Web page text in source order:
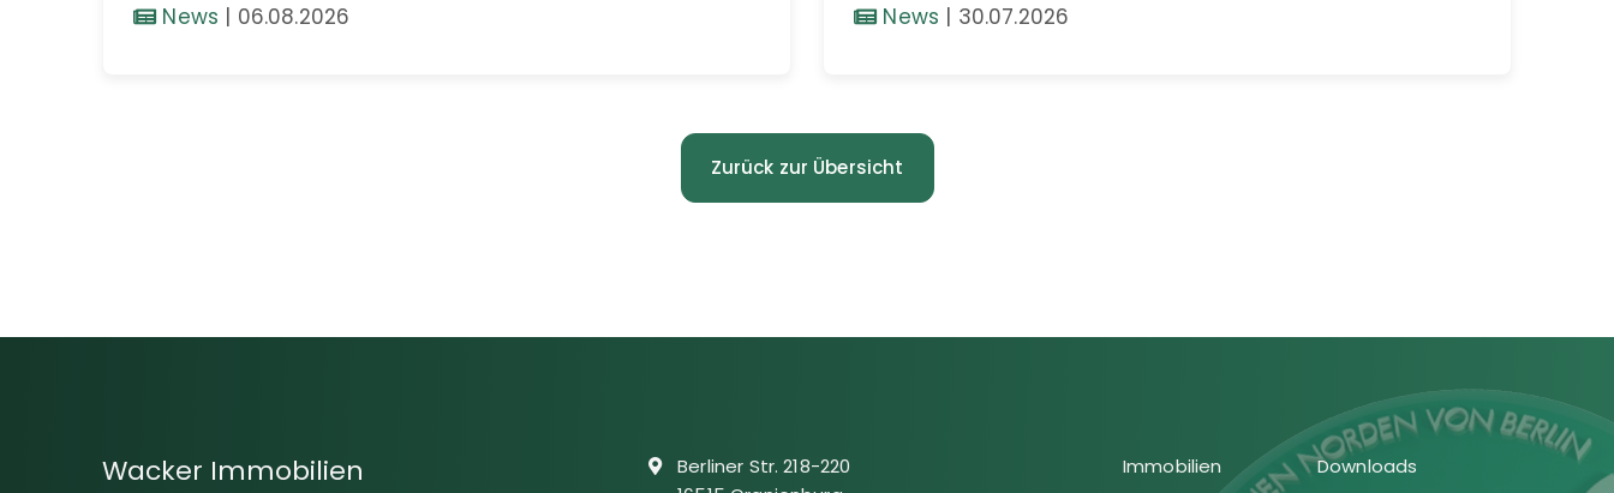
News | 06.08.2026 News | 30.07.2026
Zurück zur Übersicht
Wacker Immobilien
Berliner Str. 218-220
Immobilien Downloads